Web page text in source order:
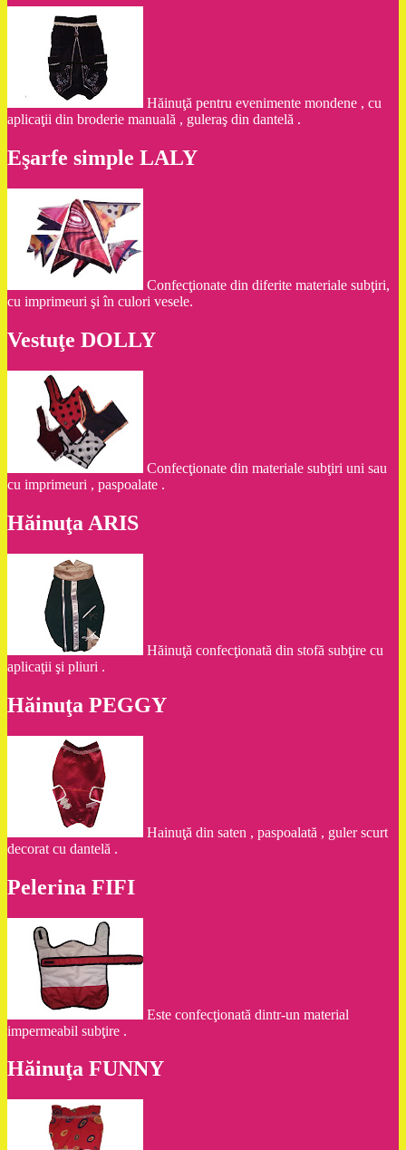
Hăinuţă pentru evenimente mondene , cu
aplicaţii din broderie manuală , guleraş din dantelă .
Eşarfe simple LALY
Confecţionate din diferite materiale subţiri,
cu imprimeuri şi în culori vesele.
Vestuţe DOLLY
Confecţionate din materiale subţiri uni sau
cu imprimeuri , paspoalate .
Hăinuţa ARIS
Hăinuţă confecţionată din stofă subţire cu
aplicaţii şi pliuri .
Hăinuţa PEGGY
Hainuţă din saten , paspoalată , guler scurt
decorat cu dantelă .
Pelerina FIFI
Este confecţionată dintr-un material
impermeabil subţire .
Hăinuţa FUNNY